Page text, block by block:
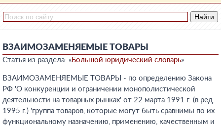
ВЗАИМОЗАМЕНЯЕМЫЕ ТОВАРЫ
Статья из раздела: «Большой юридический словарь»
ВЗАИМОЗАМЕНЯЕМЫЕ ТОВАРЫ - по определению Закона
РФ 'О конкуренции и ограничении монополистической
деятельности на товарных рынках' от 22 марта 1991 г. (в ред.
1995 г.) 'группа товаров, которые могут быть сравнимы по их
функциональному назначению, применению, качественным и